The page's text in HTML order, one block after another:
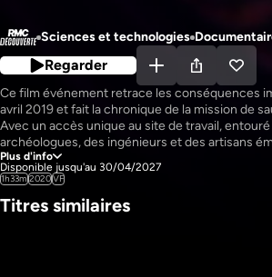
Sciences et technologies
Regarder
Ce film événement retrace les conséquences
avril 2019 et fait la chronique de la mission de
Avec un accès unique au site de travail,
archéologues, des ingénieurs et des artisans
reconstruction, ce film relate des expériences
situations extrêmes et témoigne des difficultés
Pays : France
Plus d'info
Disponible jusqu'au 30/04/2027
1h33m2020VF
Titres similaires